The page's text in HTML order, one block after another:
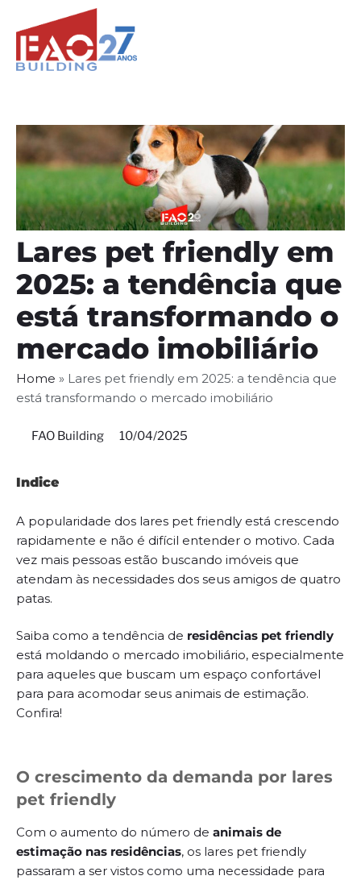
Lares pet friendly em
2025: a tendência que
está transformando o
mercado imobiliário
Home » Lares pet friendly em 2025: a tendência que
está transformando o mercado imobiliário
FAO Building 10/04/2025
Indice
A popularidade dos lares pet friendly está crescendo
rapidamente e não é difícil entender o motivo. Cada
vez mais pessoas estão buscando imóveis que
atendam às necessidades dos seus amigos de quatro
patas.
Saiba como a tendência de residências pet friendly
está moldando o mercado imobiliário, especialmente
para aqueles que buscam um espaço confortável
para para acomodar seus animais de estimação.
Confira!
O crescimento da demanda por lares
pet friendly
Com o aumento do número de animais de
estimação nas residências, os lares pet friendly
passaram a ser vistos como uma necessidade para